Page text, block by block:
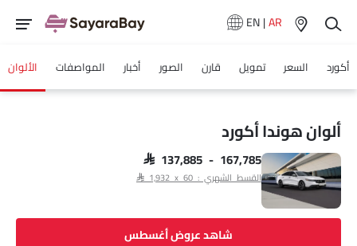
EN|AR
أكورد السعر تمويل قارن الصور أخبار المواصفات الألوان
ألوان هوندا أكورد
SAR 137,885 - 167,785
القسط الشهري : SAR 1,932 x 60
شاهد عروض أغسطس